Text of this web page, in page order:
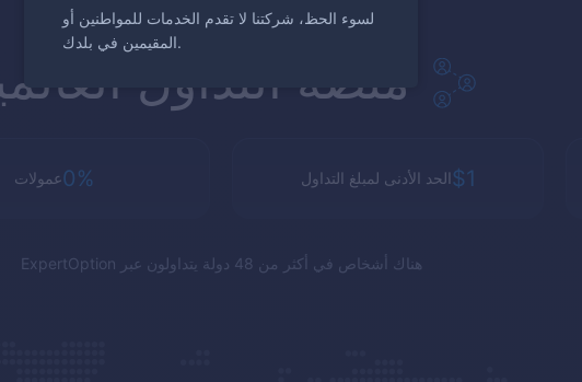
منصة التداول
$1الحد الأدنى لمبلغ التداول 0%عمولات
هناك أشخاص في أكثر من 48 دولة يتداولون عبر ExpertOption
لسوء الحظ، شركتنا لا تقدم الخدمات للمواطنين أو